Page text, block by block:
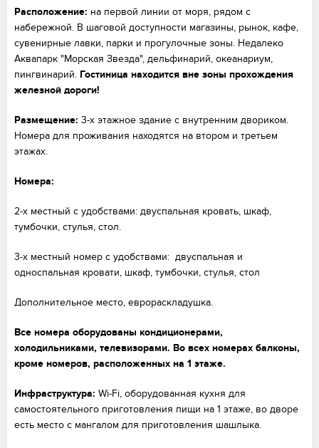
Расположение: на первой линии от моря, рядом с
набережной. В шаговой доступности магазины, рынок, кафе,
сувенирные лавки, парки и прогулочные зоны. Недалеко
Аквапарк "Морская Звезда", дельфинарий, океанариум,
пингвинарий. Гостиница находится вне зоны прохождения
железной дороги!
Размещение: 3-х этажное здание с внутренним двориком.
Номера для проживания находятся на втором и третьем
этажах.
Номера:
2-х местный с удобствами: двуспальная кровать, шкаф,
тумбочки, стулья, стол.
3-х местный номер с удобствами: двуспальная и
односпальная кровати, шкаф, тумбочки, стулья, стол
Дополнительное место, еврораскладушка.
Все номера оборудованы кондиционерами,
холодильниками, телевизорами. Во всех номерах балконы,
кроме номеров, расположенных на 1 этаже.
Инфраструктура: Wi-Fi, оборудованная кухня для
самостоятельного приготовления пищи на 1 этаже, во дворе
есть место с мангалом для приготовления шашлыка.